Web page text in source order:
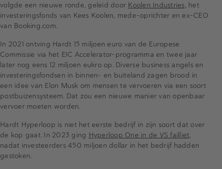
volgde een nieuwe ronde, geleid door Koolen Industries, het
investeringsfonds van Kees Koolen, mede-oprichter en ex-CEO
van Booking.com.
In 2021 ontving Hardt 15 miljoen euro van de Europese
Commissie via het EIC Accelerator-programma en twee jaar
later nog eens 12 miljoen eukro op. Diverse business angels en
investeringsfondsen in binnen- en buiteland zagen brood in
een idee van Elon Musk om mensen te vervoeren via een soort
postbuizensysteem. Dat zou een nieuwe manier van openbaar
vervoer moeten worden.
Hardt Hyperloop is niet het eerste bedrijf in zijn soort dat over
de kop gaat. In 2023 ging Hyperloop One in de VS failliet,
nadat investeerders 450 miljoen dollar in het bedrijf hadden
gestoken.